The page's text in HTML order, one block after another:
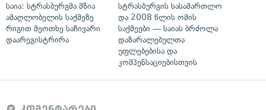
საია: სტრასბურგმა მზია
ამაღლობელის საქმეზე
რიგით მეოთხე საჩივარი
დაარეგისტრირა
სტრასბურგის სასამართლო
და 2008 წლის ომის
საქმეები — საიას ბრძოლა
დაზარალებულთა
უფლებებისა და
კომპენსაციებისთვის